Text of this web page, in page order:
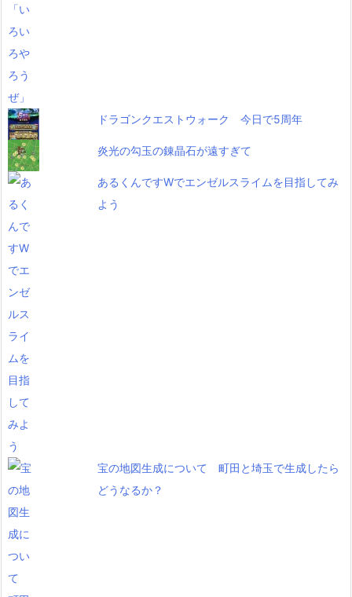
ドラゴンクエストウォーク 今日で5周年
炎光の勾玉の錬晶石が遠すぎて
あるくんですWでエンゼルスライムを目指してみ
よう
宝の地図生成について 町田と埼玉で生成したら
どうなるか？